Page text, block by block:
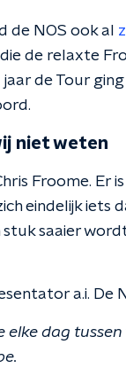
de NOS ook al
de relaxte
de Tour
niet weten
Froome. Er
eindelijk iets
saaier
a.i. De
elke dag